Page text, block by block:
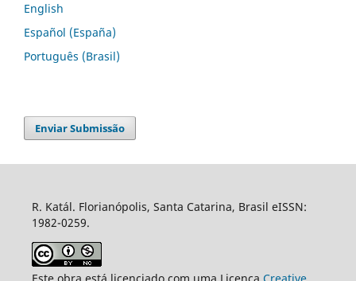
English
Español (España)
Português (Brasil)
Enviar Submissão
R. Katál. Florianópolis, Santa Catarina, Brasil eISSN:
1982-0259.